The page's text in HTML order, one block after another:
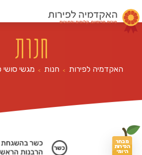
חנות
האקדמיה לפירות > חנות > מגשי סושי
מבחר
הפירות
היומי